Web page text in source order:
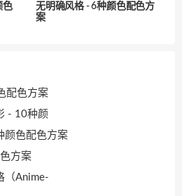
色
无明确风格 - 6种颜色配色方
案
配色方案
- 10种颜
颜色配色方案
方案
（Anime-